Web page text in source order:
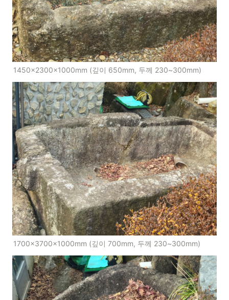
1450×2300×1000mm (깊이 650mm, 두께 230~300mm)
1700×3700×1000mm (깊이 700mm, 두께 230~300mm)